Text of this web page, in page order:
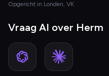
Opgericht in Londen, VK
Vraag AI over Herm